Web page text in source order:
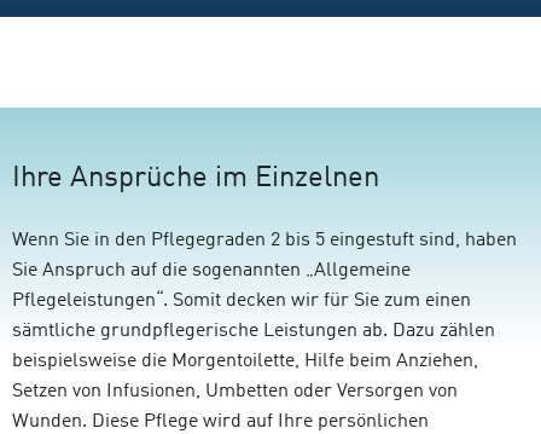
Ihre Ansprüche im Einzelnen
Wenn Sie in den Pflegegraden 2 bis 5 eingestuft sind, haben
Sie Anspruch auf die sogenannten „Allgemeine
Pflegeleistungen“. Somit decken wir für Sie zum einen
sämtliche grundpflegerische Leistungen ab. Dazu zählen
beispielsweise die Morgentoilette, Hilfe beim Anziehen,
Setzen von Infusionen, Umbetten oder Versorgen von
Wunden. Diese Pflege wird auf Ihre persönlichen